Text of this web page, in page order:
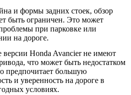
и формы задних стоек, обзор
быть ограничен. Это может
при парковке или
на дороге.
версии Honda Avancier не имеют
что может быть недостатком
предпочитает большую
и уверенность на дороге в
условиях.